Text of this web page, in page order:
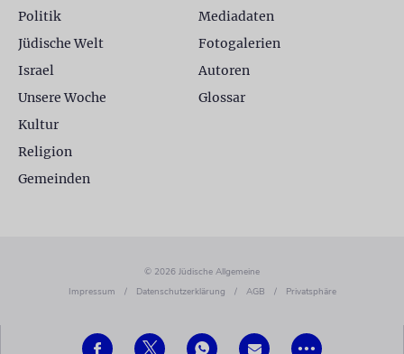
•••
Politik
Jüdische Welt
Israel
Unsere Woche
Kultur
Religion
Gemeinden
Mediadaten
Fotogalerien
Autoren
Glossar
© 2026 Jüdische Allgemeine
Impressum
/ Datenschutzerklärung / AGB / Privatsphäre